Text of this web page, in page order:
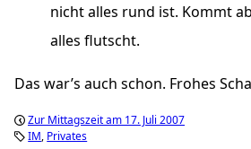
nicht alles rund ist. Kommt
alles flutscht.
Das war’s auch schon. Frohes
Zur Mittagszeit am 17. Juli 2007
IM Privates